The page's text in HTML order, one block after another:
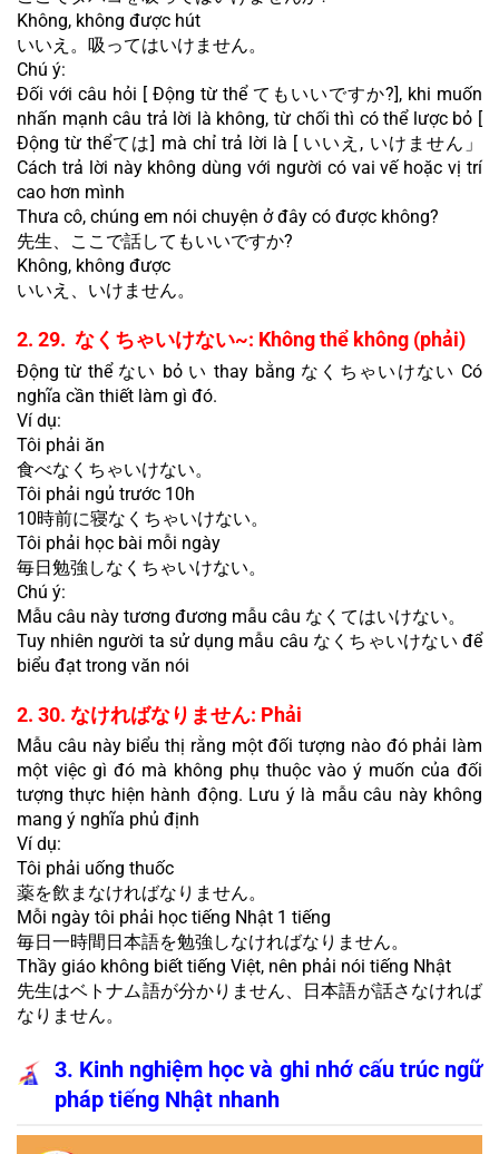
Không, không được hút
いいえ。吸ってはいけません。
Chú ý:
Đối với câu hỏi [ Động từ thể てもいいですか?], khi muốn
nhấn mạnh câu trả lời là không, từ chối thì có thể lược bỏ [
Động từ thểては] mà chỉ trả lời là [ いいえ, いけません」
Cách trả lời này không dùng với người có vai vế hoặc vị trí
cao hơn mình
Thưa cô, chúng em nói chuyện ở đây có được không?
先生、ここで話してもいいですか?
Không, không được
いいえ、いけません。
2. 29.  なくちゃいけない~: Không thể không (phải)
Động từ thể ない bỏ い thay bằng なくちゃいけない Có
nghĩa cần thiết làm gì đó.
Ví dụ:
Tôi phải ăn
食べなくちゃいけない。
Tôi phải ngủ trước 10h
10時前に寝なくちゃいけない。
Tôi phải học bài mỗi ngày
毎日勉強しなくちゃいけない。
Chú ý:
Mẫu câu này tương đương mẫu câu なくてはいけない。
Tuy nhiên người ta sử dụng mẫu câu なくちゃいけない để
biểu đạt trong văn nói
2. 30. なければなりません: Phải
Mẫu câu này biểu thị rằng một đối tượng nào đó phải làm
một việc gì đó mà không phụ thuộc vào ý muốn của đối
tượng thực hiện hành động. Lưu ý là mẫu câu này không
mang ý nghĩa phủ định
Ví dụ:
Tôi phải uống thuốc
薬を飲まなければなりません。
Mỗi ngày tôi phải học tiếng Nhật 1 tiếng
毎日一時間日本語を勉強しなければなりません。
Thầy giáo không biết tiếng Việt, nên phải nói tiếng Nhật
先生はベトナム語が分かりません、日本語が話さなければ
なりません。
3. Kinh nghiệm học và ghi nhớ cấu trúc ngữ
pháp tiếng Nhật nhanh